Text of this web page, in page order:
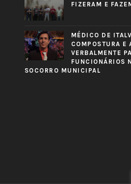
FIZERAM E
MÉDICO DE
COMPOSTURA E
VERBALMENTE
FUNCIONÁRIOS
SOCORRO MUNICIPAL